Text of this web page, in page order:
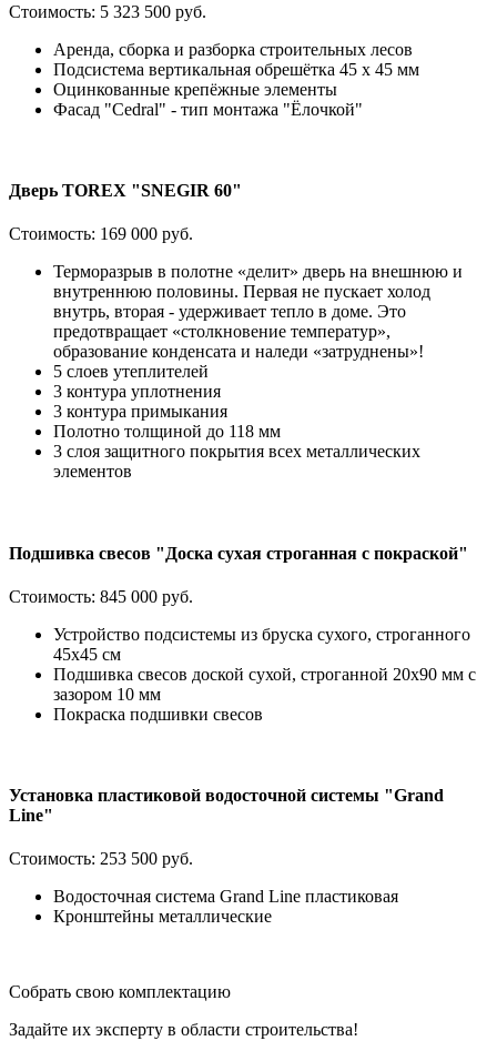
Стоимость: 5 323 500 руб.
Аренда, сборка и разборка строительных лесов
Подсистема вертикальная обрешётка 45 х 45 мм
Оцинкованные крепёжные элементы
Фасад "Cedral" - тип монтажа "Ёлочкой"
Дверь TOREX "SNEGIR 60"
Стоимость: 169 000 руб.
Терморазрыв в полотне «делит» дверь на внешнюю и
внутреннюю половины. Первая не пускает холод
внутрь, вторая - удерживает тепло в доме. Это
предотвращает «столкновение температур»,
образование конденсата и наледи «затруднены»!
5 слоев утеплителей
3 контура уплотнения
3 контура примыкания
Полотно толщиной до 118 мм
3 слоя защитного покрытия всех металлических
элементов
Подшивка свесов "Доска сухая строганная с покраской"
Стоимость: 845 000 руб.
Устройство подсистемы из бруска сухого, строганного
45х45 см
Подшивка свесов доской сухой, строганной 20х90 мм с
зазором 10 мм
Покраска подшивки свесов
Установка пластиковой водосточной системы "Grand
Line"
Стоимость: 253 500 руб.
Водосточная система Grand Line пластиковая
Кронштейны металлические
Собрать свою комплектацию
Задайте их эксперту в области строительства!